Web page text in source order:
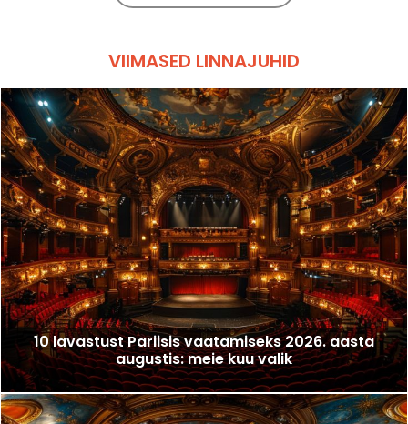
VIIMASED LINNAJUHID
10 lavastust Pariisis vaatamiseks 2026. aasta
augustis: meie kuu valik